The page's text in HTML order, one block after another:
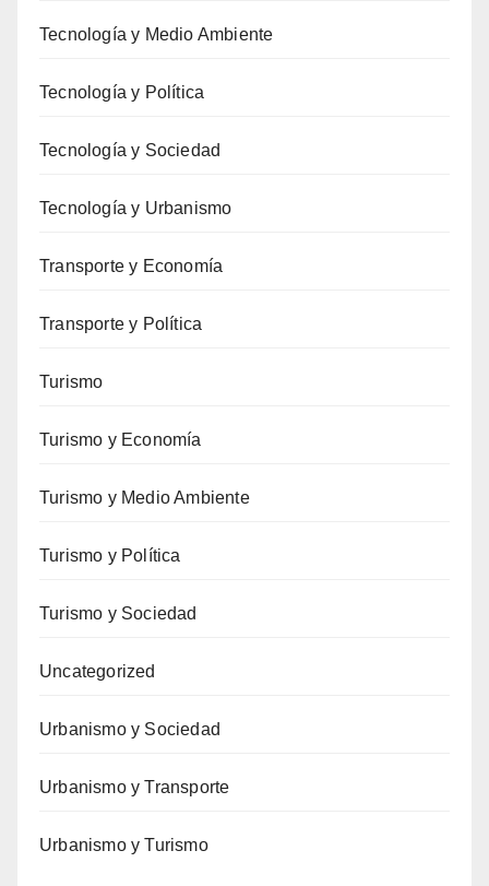
Tecnología y Medio Ambiente
Tecnología y Política
Tecnología y Sociedad
Tecnología y Urbanismo
Transporte y Economía
Transporte y Política
Turismo
Turismo y Economía
Turismo y Medio Ambiente
Turismo y Política
Turismo y Sociedad
Uncategorized
Urbanismo y Sociedad
Urbanismo y Transporte
Urbanismo y Turismo